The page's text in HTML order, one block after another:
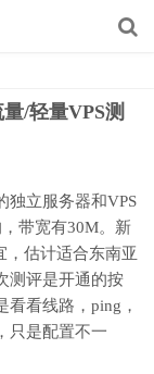
/轻量VPS测
独立服务器和VPS
带宽有30M。新
，估计适合东南亚
测评是开通的按
看线路，ping，
只是配置不一